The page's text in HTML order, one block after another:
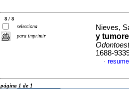
8 / 8
selecciona
para imprimir
Nieves,
y
1688-
·
página 1 de 1